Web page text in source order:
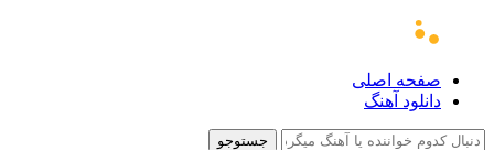
صفحه اصلی
دانلود آهنگ
جستوجو